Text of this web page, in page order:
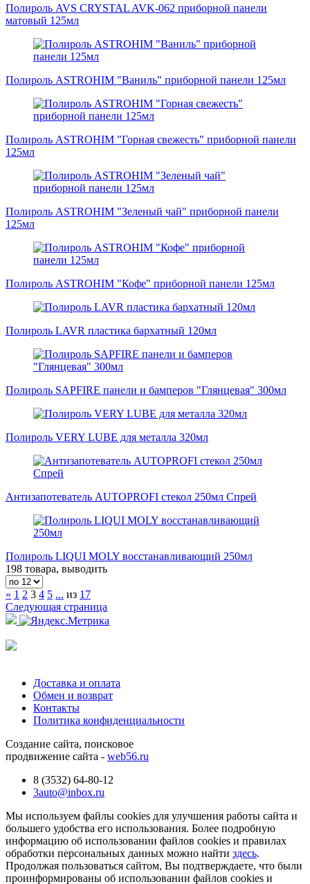
Полироль AVS CRYSTAL AVK-062 приборной панели
матовый 125мл
Полироль ASTROHIM "Ваниль" приборной панели 125мл
Полироль ASTROHIM "Горная свежесть" приборной панели
125мл
Полироль ASTROHIM "Зеленый чай" приборной панели
125мл
Полироль ASTROHIM "Кофе" приборной панели 125мл
Полироль LAVR пластика бархатный 120мл
Полироль SAPFIRE панели и бамперов "Глянцевая" 300мл
Полироль VERY LUBE для металла 320мл
Антизапотеватель AUTOPROFI стекол 250мл Спрей
Полироль LIQUI MOLY восстанавливающий 250мл
198 товара, выводить
« 1 2 3 4 5 ... из 17
Следующая страница
Доставка и оплата
Обмен и возврат
Контакты
Политика конфиденциальности
Создание сайта, поисковое
продвижение сайта - web56.ru
8 (3532) 64-80-12
3auto@inbox.ru
Мы используем файлы cookies для улучшения работы сайта и
большего удобства его использования. Более подробную
информацию об использовании файлов cookies и правилах
обработки персональных данных можно найти здесь.
Продолжая пользоваться сайтом, Вы подтверждаете, что были
проинформированы об использовании файлов cookies и